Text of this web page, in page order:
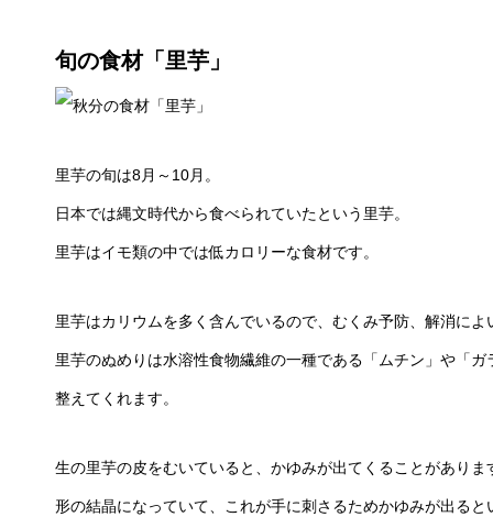
旬の食材「里芋」
里芋の旬は8月～10月。
日本では縄文時代から食べられていたという里芋。
里芋はイモ類の中では低カロリーな食材です。
里芋はカリウムを多く含んでいるので、むくみ予防、解消によ
里芋のぬめりは水溶性食物繊維の一種である「ムチン」や「
整えてくれます。
生の里芋の皮をむいていると、かゆみが出てくることがあり
形の結晶になっていて、これが手に刺さるためかゆみが出る